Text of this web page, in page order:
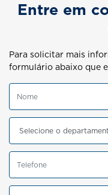
Entre em
Para solicitar mais
formulário abaixo que